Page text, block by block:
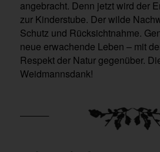
angebracht. Denn jetzt wird der
zur Kinderstube. Der wilde
Schutz und Rücksichtnahme.
neue erwachende Leben – mit
Respekt der Natur gegenüber.
Weidmannsdank!